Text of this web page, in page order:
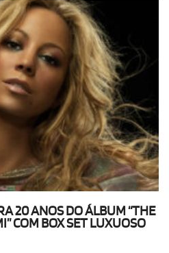
20 ANOS DO ÁLBUM “THE
COM BOX SET LUXUOSO